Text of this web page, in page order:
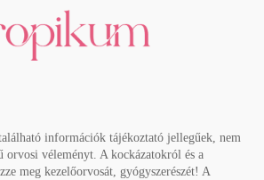
információk tájékoztató jellegűek, nem
orvosi véleményt. A kockázatokról és a
meg kezelőorvosát, gyógyszerészét! A